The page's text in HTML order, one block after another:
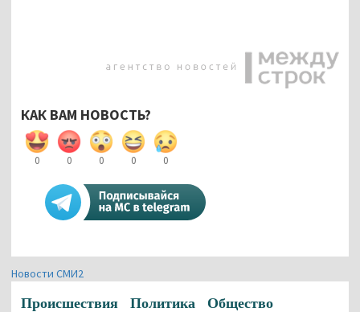
КАК ВАМ НОВОСТЬ?
0 0 0 0 0
Новости СМИ2
Происшествия Политика Общество